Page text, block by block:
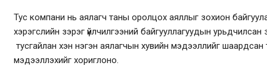
Тус компани нь аялагч таны оролцох аяллыг зохион
хэрэгслийн зэрэг үйлчилгээний байгууллагуудын
тусгайлан хэн нэгэн аялагчын хувийн мэдээллийг
мэдээллэхийг хориглоно.